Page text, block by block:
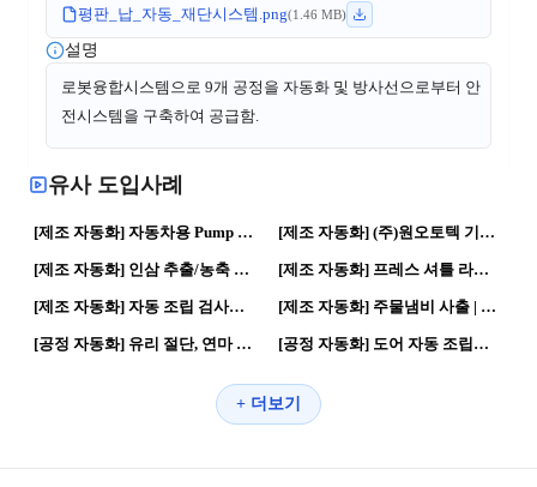
평판_납_자동_재단시스템.png(1.46 MB)
설명
로봇융합시스템으로 9개 공정을 자동화 및 방사선으로부터 안
전시스템을 구축하여 공급함.
유사 도입사례
36 0
[제조 자동화] 자동차용 Pump Filter 품질향상을 위한 INDEX 비전검사 시스템 구축 | 자동화 공정 · 스마트공장 [제조 자동화] (주)원오토텍 기업홍보영상 | 산업자동화·스마트팩토리 솔루션 전문기업 | 제조혁신 · 스마트공장
21 1
[제조 자동화] 인삼 추출/농축 공장 구축 래퍼런스 사례 | 스마트공장 · 자동화 공정
53 0
[제조 자동화] 프레스 셔틀 라인입니다. | 자동화 공정 · 제조혁신
212 0
[제조 자동화] 자동 조립 검사설비 | 자동화 공정 · 로봇활용
102 0
[제조 자동화] 주물냄비 사출 | 로봇활용 · 제조로봇
50 0
[공정 자동화] 유리 절단, 연마 라인 | 자동화 공정 · 제조혁신
73 0
[공정 자동화] 도어 자동 조립장치 | 제조혁신 · 자동화 공정
+ 더보기